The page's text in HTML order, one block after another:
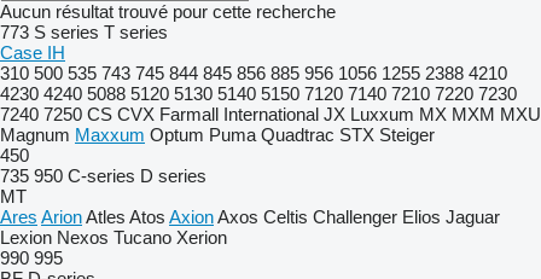
Aucun résultat trouvé pour cette recherche
773 S series T series
Case IH
310 500 535 743 745 844 845 856 885 956 1056 1255 2388 4210
4230 4240 5088 5120 5130 5140 5150 7120 7140 7210 7220 7230
7240 7250 CS CVX Farmall International JX Luxxum MX MXM MXU
Magnum Maxxum Optum Puma Quadtrac STX Steiger
450
735 950 C-series D series
MT
Ares ArionAtles Atos AxionAxos Celtis Challenger Elios Jaguar
Lexion Nexos Tucano Xerion
990 995